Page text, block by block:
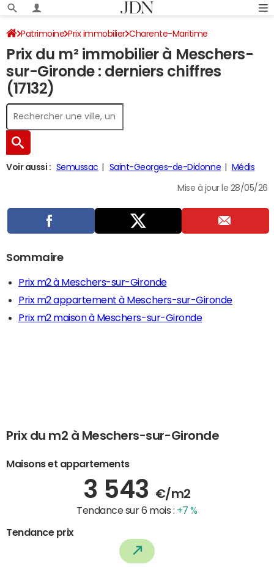
Patrimoine Prix immobilier Charente-Maritime
Meschers-sur-Gironde
Prix du m² immobilier à Meschers-
sur-Gironde : derniers chiffres
(17132)
Voir aussi : Semussac Saint-Georges-de-Didonne Médis
Mise à jour le 28/05/26
Sommaire
Prix m2 à Meschers-sur-Gironde
Prix m2 appartement à Meschers-sur-Gironde
Prix m2 maison à Meschers-sur-Gironde
Prix du m2 à Meschers-sur-Gironde
Maisons et appartements
3 543 €/m2
Tendance sur 6 mois : +7 %
Tendance prix